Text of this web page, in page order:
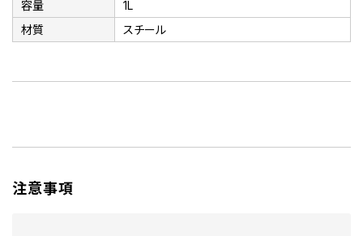
容量
1L
材質
スチール
注意事項